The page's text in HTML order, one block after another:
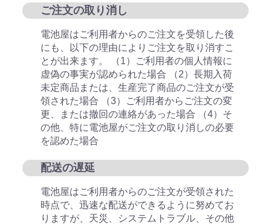
ご注文の取り消し
電池屋はご利用者からのご注文を受領した後
にも、以下の理由によりご注文を取り消すこ
とが出来ます。 （1）ご利用者の個人情報に
虚偽の事実が認められた場合 （2）長期入荷
未定商品または、生産完了商品のご注文が受
領された場合 （3）ご利用者からご注文の変
更、または撤回の連絡があった場合 （4）そ
の他、特に電池屋がご注文の取り消しの必要
を認めた場合
配送の遅延
電池屋はご利用者からのご注文が受領された
時点で、迅速な配送ができるように努めてお
りますが、天災、システムトラブル、その他